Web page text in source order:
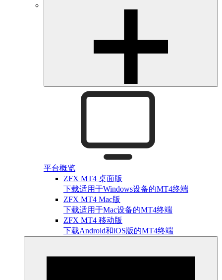
平台概览
ZFX MT4 桌面版
下载适用于Windows设备的MT4终端
ZFX MT4 Mac版
下载适用于Mac设备的MT4终端
ZFX MT4 移动版
下载Android和iOS版的MT4终端